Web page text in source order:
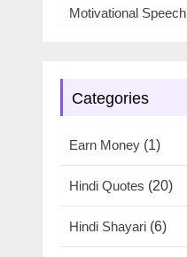
Motivational Speech
Categories
Earn Money (1)
Hindi Quotes (20)
Hindi Shayari (6)